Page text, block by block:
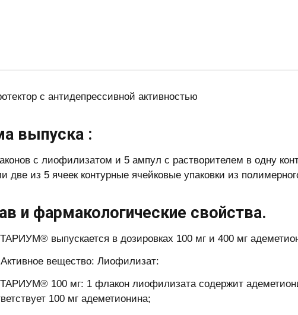
с антидепрессивной активностью
выпуска :
с лиофилизатом и 5 ампул с растворителем в одну
две из 5 ячеек контурные ячейковые упаковки из
и фармакологические свойства.
выпускается в дозировках 100 мг и 400 мг
вещество: Лиофилизат:
100 мг: 1 флакон лиофилизата содержит
100 мг адеметионина;